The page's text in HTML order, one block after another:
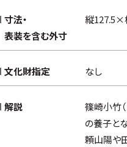
寸法・
表装を含む外寸
縦127.5×
文化財指定 なし
解説
篠崎小竹
の養子と
頼山陽や